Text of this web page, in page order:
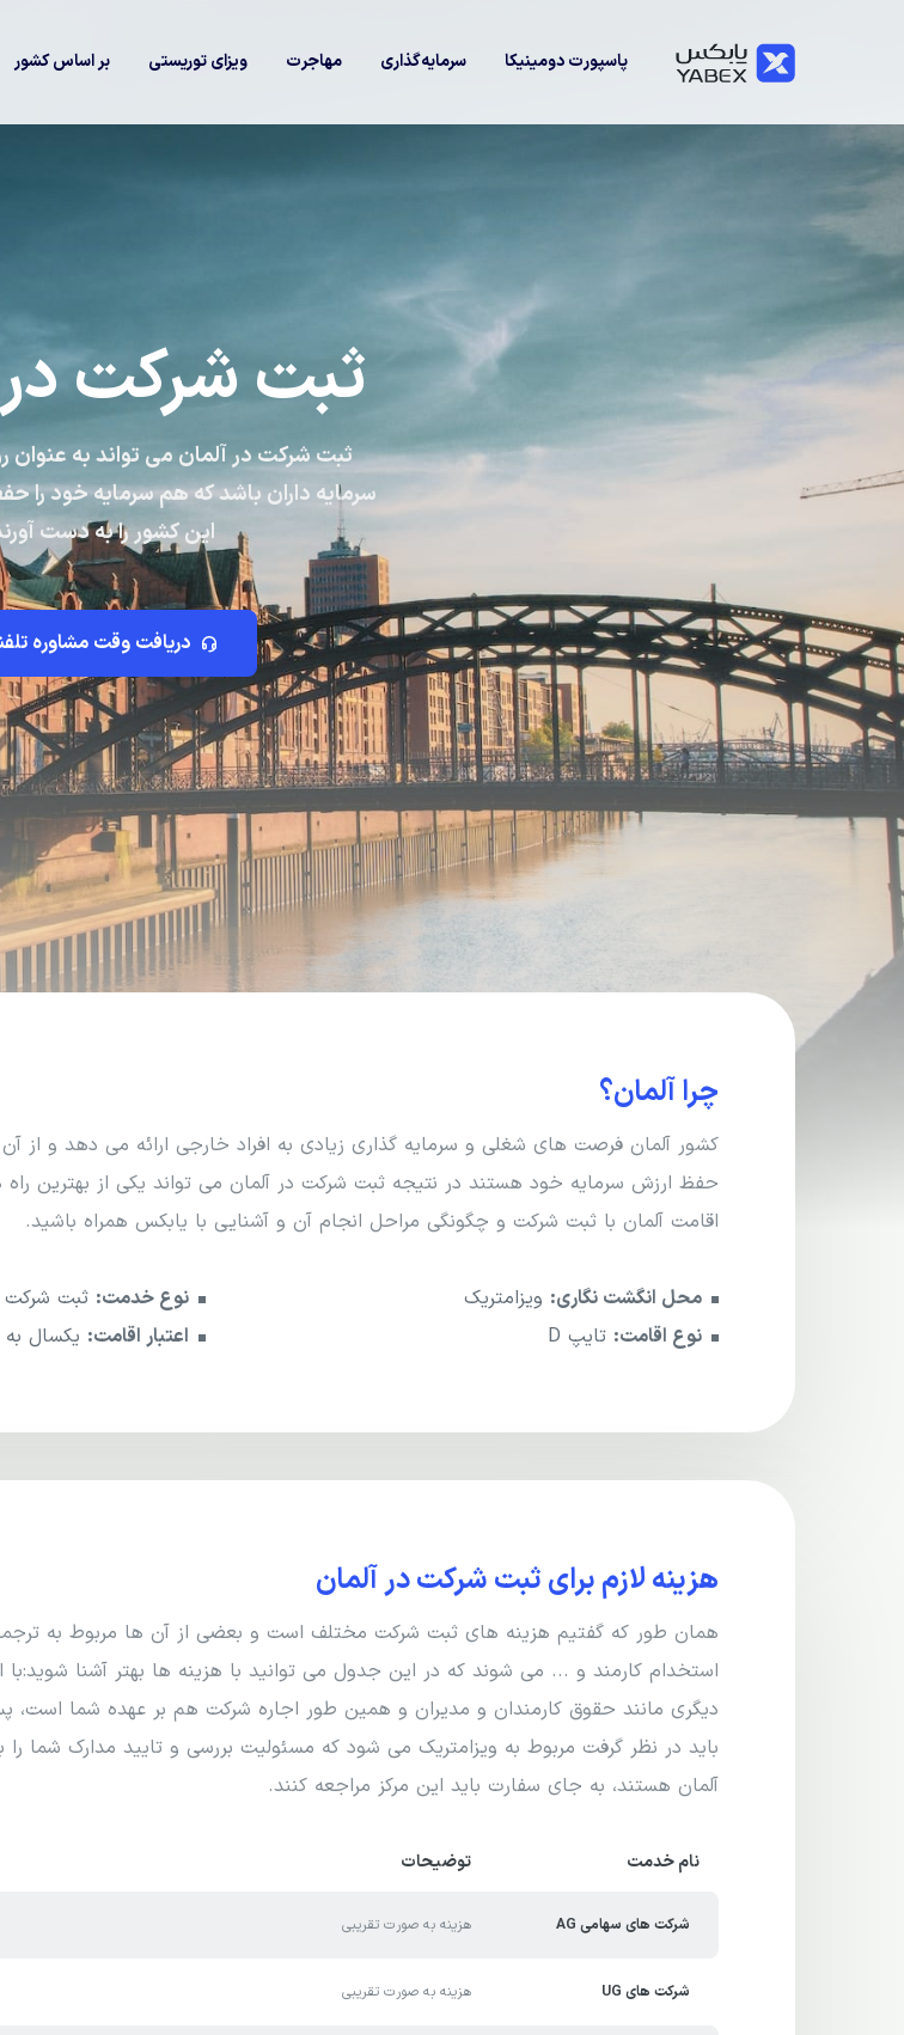
پاسپورت دومینیکا سرمایه‌گذاری مهاجرت ویزای توریستی بر اساس کشور
ثبت شرکت
ثبت شرکت در آلمان می تواند به
سرمایه داران باشد که هم سرمایه خود را
این کشور را به دست
دریافت وقت مشاوره
چرا آلمان؟
کشور آلمان فرصت های شغلی و سرمایه گذاری زیادی به افراد خارجی ارائه می دهد و از
حفظ ارزش سرمایه خود هستند در نتیجه ثبت شرکت در آلمان می تواند یکی از بهترین
اقامت آلمان با ثبت شرکت و چگونگی مراحل انجام آن و آشنایی با یابکس همراه باشید.
محل انگشت نگاری: ویزامتریک نوع خدمت: ثبت شرکت
نوع اقامت: تایپ D اعتبار اقامت: یکسال به
هزینه لازم برای ثبت شرکت در آلمان
همان طور که گفتیم هزینه های ثبت شرکت مختلف است و بعضی از آن ها مربوط به
استخدام کارمند و ... می شوند که در این جدول می توانید با هزینه ها بهتر آشنا
دیگری مانند حقوق کارمندان و مدیران و همین طور اجاره شرکت هم بر عهده شما است،
باید در نظر گرفت مربوط به ویزامتریک می شود که مسئولیت بررسی و تایید مدارک شما را
آلمان هستند، به جای سفارت باید این مرکز مراجعه کنند.
نام خدمت توضیحات
شرکت های سهامی AG هزینه به صورت تقریبی
شرکت های UG هزینه به صورت تقریبی